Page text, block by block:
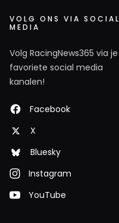
VOLG ONS VIA SOCIAL
MEDIA
Volg RacingNews365 via je
favoriete social media
kanalen!
Facebook
X
Bluesky
Instagram
YouTube